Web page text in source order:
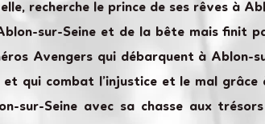
recherche le prince de ses rêves à
sur-Seine et de la bête mais finit
Avengers qui débarquent à Ablon-
qui combat l’injustice et le mal grâce
sur-Seine avec sa chasse aux